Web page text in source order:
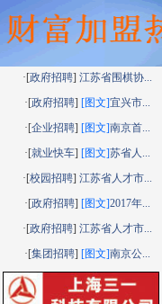
·[政府招聘]江苏省围棋协...
·[政府招聘] [图文]宜兴市...
·[企业招聘] [图文]南京首...
·[就业快车] [图文]苏省人...
·[校园招聘]江苏省人才市...
·[政府招聘] [图文]2017年...
·[政府招聘]江苏省人才市...
·[集团招聘] [图文]南京公...